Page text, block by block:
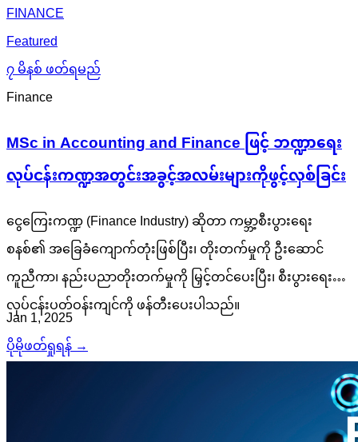
FINANCE
Featured
၇ မိနစ် ဖတ်ရမည်
Finance
MSc in Accounting and Finance ဖြင့် ဘဏ္ဍာရေး
လုပ်ငန်းကဏ္ဍအတွင်းအခွင့်အလမ်းများကိုဖွင့်လှစ်ခြင်း
ငွေကြေးကဏ္ဍ (Finance Industry) ဆိုတာ ကမ္ဘာ့စီးပွားရေး
စနစ်၏ အခြေခံကျောက်တုံးဖြစ်ပြီး၊ တိုးတက်မှုကို ဦးဆောင်
ကူညီကာ၊ နည်းပညာတိုးတက်မှုကို မြှင့်တင်ပေးပြီး၊ စီးပွားရေး
လုပ်ငန်းပတ်ဝန်းကျင်ကို ဖန်တီးပေးပါသည်။
Jan 1, 2025
ပိုမိုဖတ်ရှုရန် →